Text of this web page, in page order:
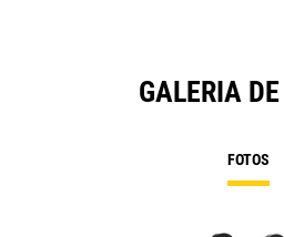
GALERIA
FOTOS